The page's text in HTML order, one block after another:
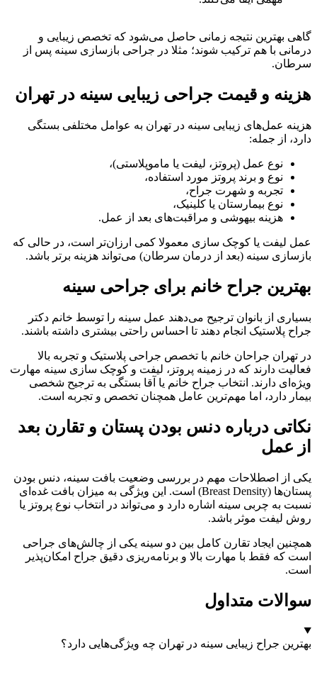
گاهی بهترین نتیجه زمانی حاصل می‌شود که تخصص زیبایی و
درمانی با هم ترکیب شوند؛ مثلا در جراحی بازسازی سینه پس از
سرطان.
هزینه و قیمت جراحی زیبایی سینه در تهران
هزینه عمل‌های زیبایی سینه در تهران به عوامل مختلفی بستگی
دارد، از جمله:
نوع عمل (پروتز، لیفت یا ماموپلاستی)،
نوع و برند پروتز مورد استفاده،
تجربه و شهرت جراح،
نوع بیمارستان یا کلینیک،
هزینه بیهوشی و مراقبت‌های بعد از عمل.
عمل لیفت یا کوچک‌ سازی معمولا کمی ارزان‌تر است، در حالی‌ که
بازسازی سینه (بعد از درمان سرطان) می‌تواند هزینه‌ برتر باشد.
بهترین جراح خانم برای جراحی سینه
بسیاری از بانوان ترجیح می‌دهند عمل سینه را توسط خانم دکتر
جراح پلاستیک انجام دهند تا احساس راحتی بیشتری داشته باشند.
در تهران جراحان خانم با تخصص جراحی پلاستیک و تجربه بالا
فعالیت دارند که در زمینه پروتز، لیفت و کوچک‌ سازی سینه مهارت
ویژه‌ای دارند. انتخاب جراح خانم یا آقا بستگی به ترجیح شخصی
بیمار دارد، اما مهم‌ترین عامل همچنان تخصص و تجربه است.
نکاتی درباره دنس بودن پستان و تقارن بعد
از عمل
یکی از اصطلاحات مهم در بررسی وضعیت بافت سینه، دنس بودن
پستان‌ها (Breast Density) است. این ویژگی به میزان بافت غده‌ای
نسبت به چربی سینه اشاره دارد و می‌تواند در انتخاب نوع پروتز یا
روش لیفت موثر باشد.
همچنین ایجاد تقارن کامل بین دو سینه یکی از چالش‌های جراحی
است که فقط با مهارت بالا و برنامه‌ریزی دقیق جراح امکان‌پذیر
است.
سوالات متداول
بهترین جراح زیبایی سینه در تهران چه ویژگی‌هایی دارد؟